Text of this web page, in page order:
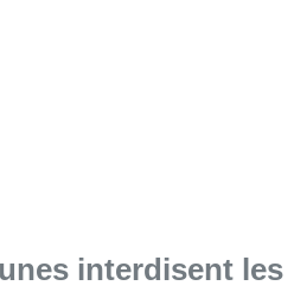
interdisent les